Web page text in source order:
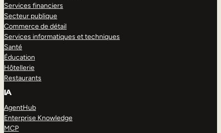
Services financiers
Secteur publique
Commerce de détail
Services informatiques et techniques
Santé
Éducation
Hôtellerie
Restaurants
IA
AgentHub
Enterprise Knowledge
MCP